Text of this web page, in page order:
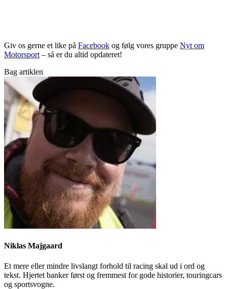
Giv os gerne et like på Facebook og følg vores gruppe Nyt om
Motorsport – så er du altid opdateret!
Bag artiklen
Niklas Majgaard
Et mere eller mindre livslangt forhold til racing skal ud i ord og
tekst. Hjertet banker først og fremmest for gode historier, touringcars
og sportsvogne.